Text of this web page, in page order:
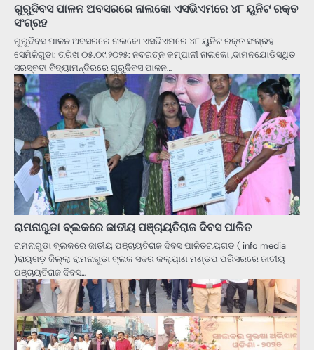
ଗୁରୁଦିବସ ପାଳନ ଅବସରରେ ନାଲକୋ ଏସଭିଏମରେ ୪୮ ୟୁନିଟ ରକ୍ତ
ସଂଗ୍ରହ
ଗୁରୁଦିବସ ପାଳନ ଅବସରରେ ନାଲକୋ ଏସଭିଏମରେ ୪୮ ୟୁନିଟ ରକ୍ତ ସଂଗ୍ରହ
ସେମିଳିଗୁଡା: ତାରିଖ ୦୫.୦୯.୨୦୨୫: ନବରତ୍ନ କମ୍ପାନୀ ନାଲକୋ ,ଦାମନଯୋଡିସ୍ଥିତ
ସରସ୍ବତୀ ବିଦ୍ୟାମନ୍ଦିରରେ ଗୁରୁଦିବସ ପାଳନ…
ରାମନାଗୁଡା ବ୍ଲକରେ ଜାତୀୟ ପଞ୍ଚାୟତିରାଜ ଦିବସ ପାଳିତ
ରାମନାଗୁଡା ବ୍ଲକରେ ଜାତୀୟ ପଞ୍ଚାୟତିରାଜ ଦିବସ ପାଳିତରାୟଗଡ ( info media
)ରାୟଗଡ଼ ଜିଲ୍ଲା ରାମନାଗୁଡା ବ୍ଲକ ସଦର କଲ୍ୟାଣ ମଣ୍ଡପ ପରିସରରେ ଜାତୀୟ
ପଞ୍ଚାୟତିରାଜ ଦିବସ…